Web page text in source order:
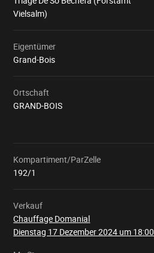
Vielsalm)
Eigentümer
Grand-Bois
Ortschaft
GRAND-BOIS
Kompartiment/ParZelle
192/1
Verkauf
Chauffage Domanial
Dienstag 17 Dezember 2024 um 18:00
Wird